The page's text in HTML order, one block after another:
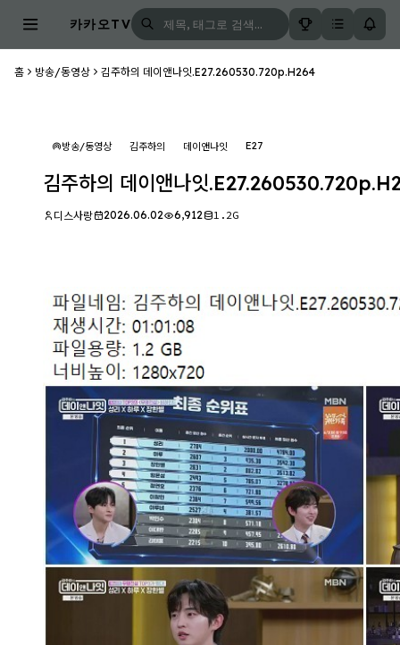
카카오TV
홈 방송/동영상 김주하의 데이앤나잇.E27.260530.720p.H264
방송/동영상 김주하의 데이앤나잇 E27
김주하의 데이앤나잇
디스사랑 2026.06.02 6,912 1.2G